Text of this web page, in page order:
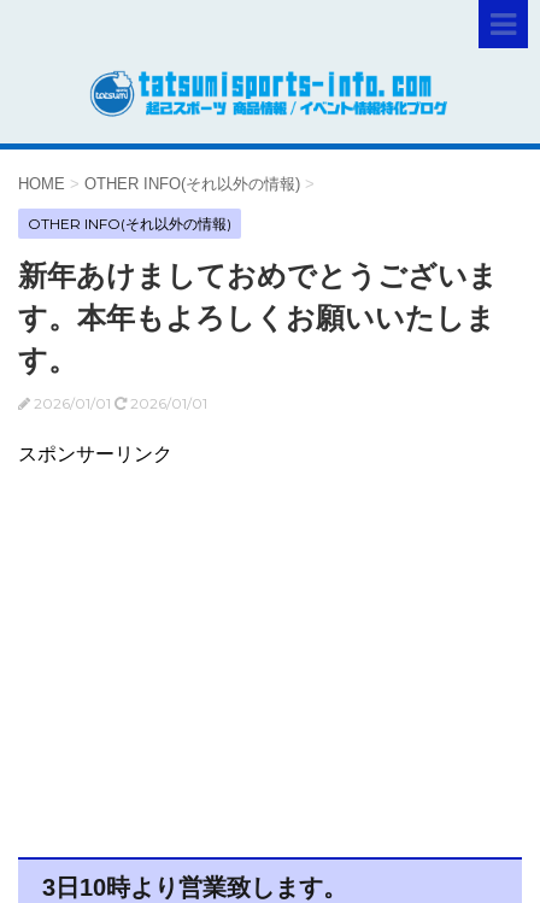
HOME > OTHER INFO(それ以外の情報) >
OTHER INFO(それ以外の情報)
新年あけましておめでとうございま
す。本年もよろしくお願いいたしま
す。
2026/01/01 2026/01/01
スポンサーリンク
3日10時より営業致します。